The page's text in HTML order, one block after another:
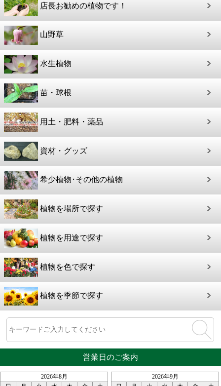
店長お勧めの植物です！
山野草
水生植物
苗・球根
用土・肥料・薬品
資材・グッズ
希少植物･その他の植物
植物を場所で探す
植物を用途で探す
植物を色で探す
植物を季節で探す
営業日のご案内